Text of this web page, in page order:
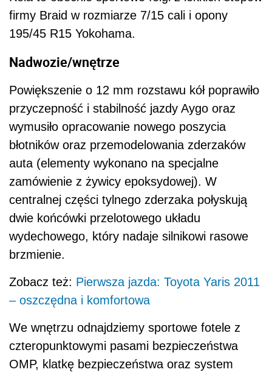
firmy Braid w rozmiarze 7/15 cali i opony
195/45 R15 Yokohama.
Nadwozie/wnętrze
Powiększenie o 12 mm rozstawu kół poprawiło
przyczepność i stabilność jazdy Aygo oraz
wymusiło opracowanie nowego poszycia
błotników oraz przemodelowania zderzaków
auta (elementy wykonano na specjalne
zamówienie z żywicy epoksydowej). W
centralnej części tylnego zderzaka połyskują
dwie końcówki przelotowego układu
wydechowego, który nadaje silnikowi rasowe
brzmienie.
Zobacz też: Pierwsza jazda: Toyota Yaris 2011
– oszczędna i komfortowa
We wnętrzu odnajdziemy sportowe fotele z
czteropunktowymi pasami bezpieczeństwa
OMP, klatkę bezpieczeństwa oraz system